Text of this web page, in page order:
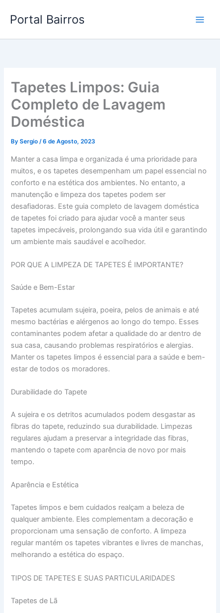
Portal Bairros
Tapetes Limpos: Guia
Completo de Lavagem
Doméstica
BySergio/6 de Agosto, 2023
Manter a casa limpa e organizada é uma prioridade para
muitos, e os tapetes desempenham um papel essencial no
conforto e na estética dos ambientes. No entanto, a
manutenção e limpeza dos tapetes podem ser
desafiadoras. Este guia completo de lavagem doméstica
de tapetes foi criado para ajudar você a manter seus
tapetes impecáveis, prolongando sua vida útil e garantindo
um ambiente mais saudável e acolhedor.
POR QUE A LIMPEZA DE TAPETES É IMPORTANTE?
Saúde e Bem-Estar
Tapetes acumulam sujeira, poeira, pelos de animais e até
mesmo bactérias e alérgenos ao longo do tempo. Esses
contaminantes podem afetar a qualidade do ar dentro de
sua casa, causando problemas respiratórios e alergias.
Manter os tapetes limpos é essencial para a saúde e bem-
estar de todos os moradores.
Durabilidade do Tapete
A sujeira e os detritos acumulados podem desgastar as
fibras do tapete, reduzindo sua durabilidade. Limpezas
regulares ajudam a preservar a integridade das fibras,
mantendo o tapete com aparência de novo por mais
tempo.
Aparência e Estética
Tapetes limpos e bem cuidados realçam a beleza de
qualquer ambiente. Eles complementam a decoração e
proporcionam uma sensação de conforto. A limpeza
regular mantém os tapetes vibrantes e livres de manchas,
melhorando a estética do espaço.
TIPOS DE TAPETES E SUAS PARTICULARIDADES
Tapetes de Lã